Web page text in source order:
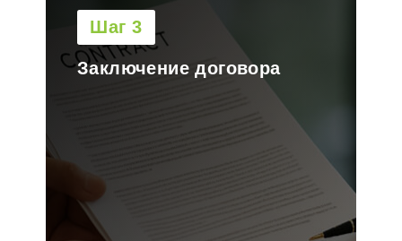
Шаг 4
Выезд на объект и